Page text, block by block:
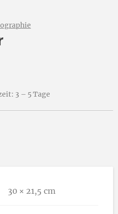
3 – 5 Tage
30 × 21,5 cm